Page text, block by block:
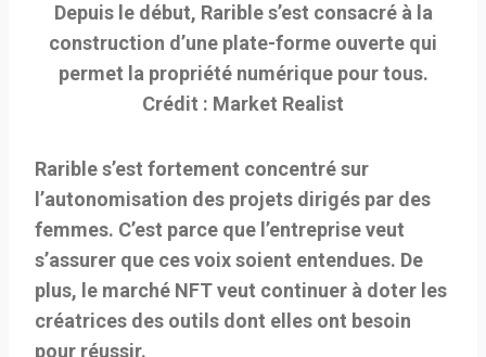
Depuis le début, Rarible s’est consacré à la
construction d’une plate-forme ouverte qui
permet la propriété numérique pour tous.
Crédit : Market Realist
Rarible s’est fortement concentré sur
l’autonomisation des projets dirigés par des
femmes. C’est parce que l’entreprise veut
s’assurer que ces voix soient entendues. De
plus, le marché NFT veut continuer à doter les
créatrices des outils dont elles ont besoin
pour réussir.